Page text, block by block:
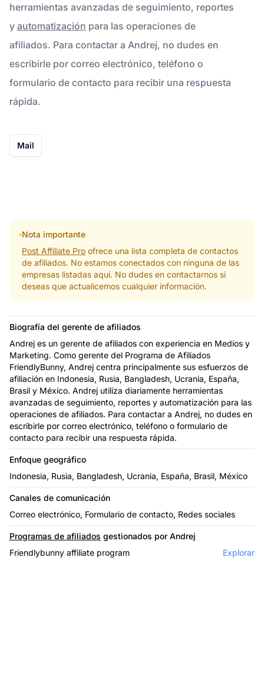
herramientas avanzadas de seguimiento, reportes
y automatización para las operaciones de
afiliados. Para contactar a Andrej, no dudes en
escribirle por correo electrónico, teléfono o
formulario de contacto para recibir una respuesta
rápida.
Mail
Nota importante
Post Affiliate Pro ofrece una lista completa de contactos
de afiliados. No estamos conectados con ninguna de las
empresas listadas aquí. No dudes en contactarnos si
deseas que actualicemos cualquier información.
Biografía del gerente de afiliados
Andrej es un gerente de afiliados con experiencia en Medios y
Marketing. Como gerente del Programa de Afiliados
FriendlyBunny, Andrej centra principalmente sus esfuerzos de
afiliación en Indonesia, Rusia, Bangladesh, Ucrania, España,
Brasil y México. Andrej utiliza diariamente herramientas
avanzadas de seguimiento, reportes y automatización para las
operaciones de afiliados. Para contactar a Andrej, no dudes en
escribirle por correo electrónico, teléfono o formulario de
contacto para recibir una respuesta rápida.
Enfoque geográfico
Indonesia, Rusia, Bangladesh, Ucrania, España, Brasil, México
Canales de comunicación
Correo electrónico, Formulario de contacto, Redes sociales
Programas de afiliados gestionados por Andrej
Friendlybunny affiliate program
Explorar